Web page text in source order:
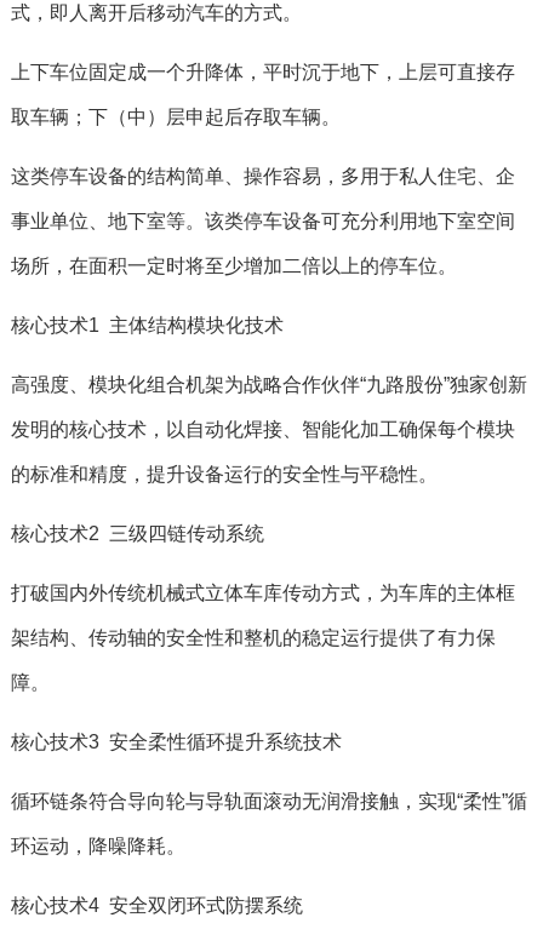
式，即人离开后移动汽车的方式。
上下车位固定成一个升降体，平时沉于地下，上层可直接存
取车辆；下（中）层申起后存取车辆。
这类停车设备的结构简单、操作容易，多用于私人住宅、企
事业单位、地下室等。该类停车设备可充分利用地下室空间
场所，在面积一定时将至少增加二倍以上的停车位。
核心技术1 主体结构模块化技术
高强度、模块化组合机架为战略合作伙伴“九路股份”独家创新
发明的核心技术，以自动化焊接、智能化加工确保每个模块
的标准和精度，提升设备运行的安全性与平稳性。
核心技术2 三级四链传动系统
打破国内外传统机械式立体车库传动方式，为车库的主体框
架结构、传动轴的安全性和整机的稳定运行提供了有力保
障。
核心技术3 安全柔性循环提升系统技术
循环链条符合导向轮与导轨面滚动无润滑接触，实现“柔性”循
环运动，降噪降耗。
核心技术4 安全双闭环式防摆系统